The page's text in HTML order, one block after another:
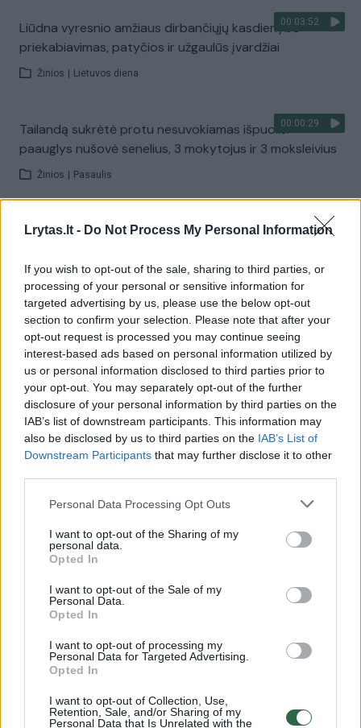
Lrytas.lt - Do Not Process My Personal Information
If you wish to opt-out of the sale, sharing to third parties, or
processing of your personal or sensitive information for
targeted advertising by us, please use the below opt-out
section to confirm your selection. Please note that after your
opt-out request is processed you may continue seeing
interest-based ads based on personal information utilized by
us or personal information disclosed to third parties prior to
your opt-out. You may separately opt-out of the further
disclosure of your personal information by third parties on the
IAB’s list of downstream participants. This information may
also be disclosed by us to third parties on the IAB’s List of
Downstream Participants that may further disclose it to other
Personal Data Processing Opt Outs
I want to opt-out of the Sharing of my
personal data.
Opted In
I want to opt-out of the Sale of my
Personal Data.
Opted In
I want to opt-out of processing my
Personal Data for Targeted Advertising.
Opted In
I want to opt-out of Collection, Use,
Retention, Sale, and/or Sharing of my
Personal Data that Is Unrelated with the
00:03:52
Liūdna vyresnio amžiaus dirbančiųjų kasdienybė –
priekabiavimas, patyčios ir užgaulūs įvardžiai
Žinios Lietuvos diena
00:00:29
Tailandą sukrėtė protu nesuvokiamas išpuolis:
paauglys nušovė senelius, 3 mokytojus ir 3 moksleivius
Žinios Pasaulis
00:02:08
Aukštaitijos pučiamųjų orkestras Nyderlanduose
Žinios | Lietuvos diena
Visi įrašai
Žiūrimiausi įrašai
00:00:30
Vaizdai iš tragiškos avarijos Vilniaus r.: dviejų moterų ir
vaiko gyvybių išgelbėti nepavyko
Žinios | Lietuvos diena
Savaitės vidurys nusimato karštas: temperatūra kils iki
32 laipsnių šilumos
Žinios | Orai
00:00:59
Nufilmavo, kaip patvino Vilniaus Vakarinis aplinkkelis:
Žinios | Lietuvos diena